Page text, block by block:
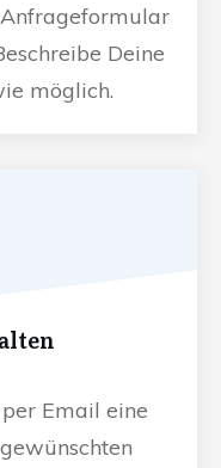
Deine
möglich.
Email eine